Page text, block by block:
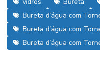
Bureta d’água com
Bureta d’água com
Bureta d’água com